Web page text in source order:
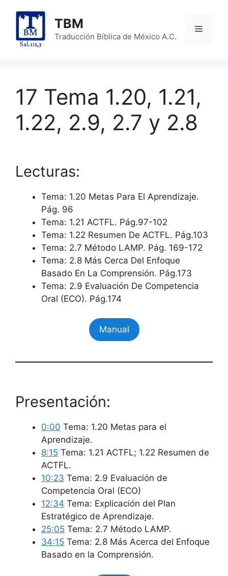
content
TBM
Traducción Bíblica de México A.C.
Menu
17 Tema 1.20, 1.21,
1.22, 2.9, 2.7 y 2.8
Lecturas:
Tema: 1.20 Metas Para El Aprendizaje.
Pág. 96
Tema: 1.21 ACTFL. Pág.97-102
Tema: 1.22 Resumen De ACTFL. Pág.103
Tema: 2.7 Método LAMP. Pág. 169-172
Tema: 2.8 Más Cerca Del Enfoque
Basado En La Comprensión. Pág.173
Tema: 2.9 Evaluación De Competencia
Oral (ECO). Pág.174
Manual
Presentación:
0:00 Tema: 1.20 Metas para el
Aprendizaje.
8:15 Tema: 1.21 ACTFL; 1.22 Resumen de
ACTFL.
10:23 Tema: 2.9 Evaluación de
Competencia Oral (ECO)
12:34 Tema: Explicación del Plan
Estratégico de Aprendizaje.
25:05 Tema: 2.7 Método LAMP.
34:15 Tema: 2.8 Más Acerca del Enfoque
Basado en la Comprensión.